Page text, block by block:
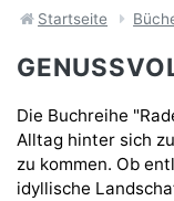
Startseite
Die Buchreihe
Alltag hinter sich
zu kommen. Ob
idyllische